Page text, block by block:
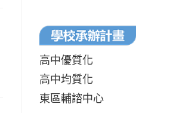
高中優質化
高中均質化
東區輔諮中心